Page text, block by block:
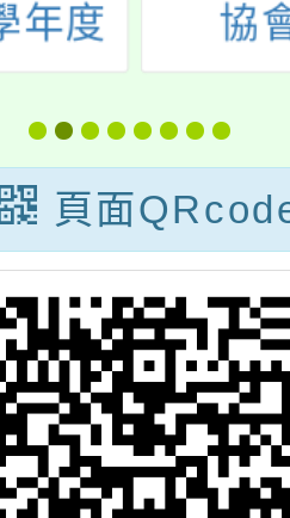
年度
試入
活動
協
未來
——
坊
頁面